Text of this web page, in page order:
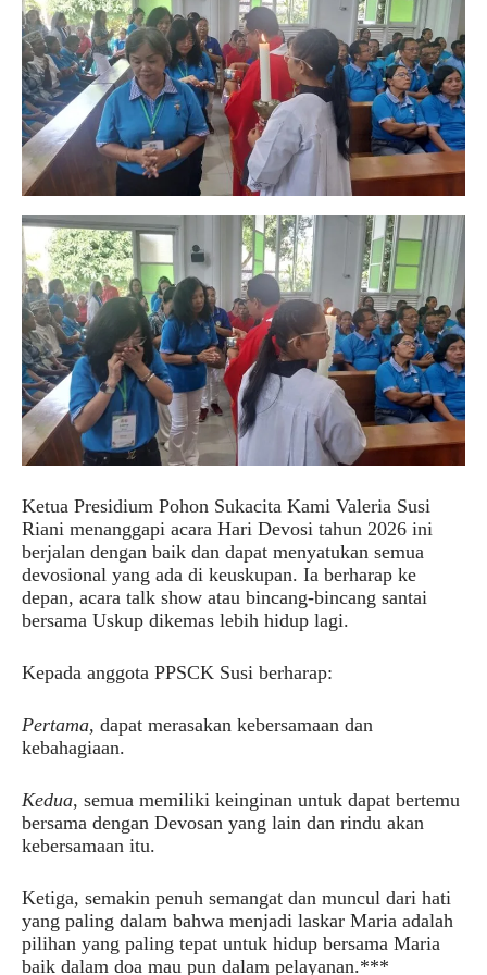
Ketua Presidium Pohon Sukacita Kami Valeria Susi
Riani menanggapi acara Hari Devosi tahun 2026 ini
berjalan dengan baik dan dapat menyatukan semua
devosional yang ada di keuskupan. Ia berharap ke
depan, acara talk show atau bincang-bincang santai
bersama Uskup dikemas lebih hidup lagi.
Kepada anggota PPSCK Susi berharap:
Pertama, dapat merasakan kebersamaan dan
kebahagiaan.
Kedua, semua memiliki keinginan untuk dapat bertemu
bersama dengan Devosan yang lain dan rindu akan
kebersamaan itu.
Ketiga, semakin penuh semangat dan muncul dari hati
yang paling dalam bahwa menjadi laskar Maria adalah
pilihan yang paling tepat untuk hidup bersama Maria
baik dalam doa mau pun dalam pelayanan.***